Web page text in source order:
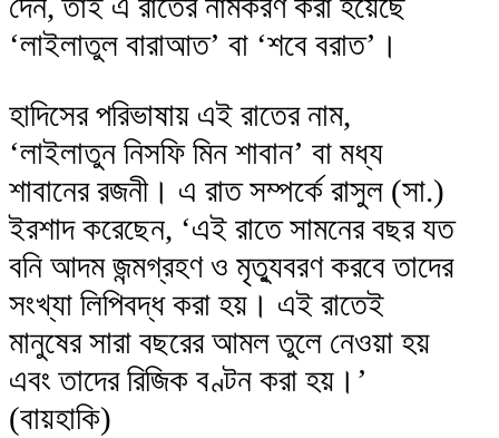
‘লাইলাতুল বারাআত’ বা ‘শবে বরাত’।
হাদিসের পরিভাষায় এই রাতের নাম,
‘লাইলাতুন নিসফি মিন শাবান’ বা মধ্য
শাবানের রজনী। এ রাত সম্পর্কে রাসুল (সা.)
ইরশাদ করেছেন, ‘এই রাতে সামনের বছর যত
বনি আদম জন্মগ্রহণ ও মৃত্যুবরণ করবে তাদের
সংখ্যা লিপিবদ্ধ করা হয়। এই রাতেই
মানুষের সারা বছরের আমল তুলে নেওয়া হয়
এবং তাদের রিজিক বণ্টন করা হয়।’
(বায়হাকি)